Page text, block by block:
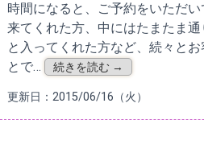
時間になると、ご予約をいただ
来てくれた方、中にはたまたま通
と入ってくれた方など、続々と
とで…
続きを読む →
更新日：2015/06/16（火）